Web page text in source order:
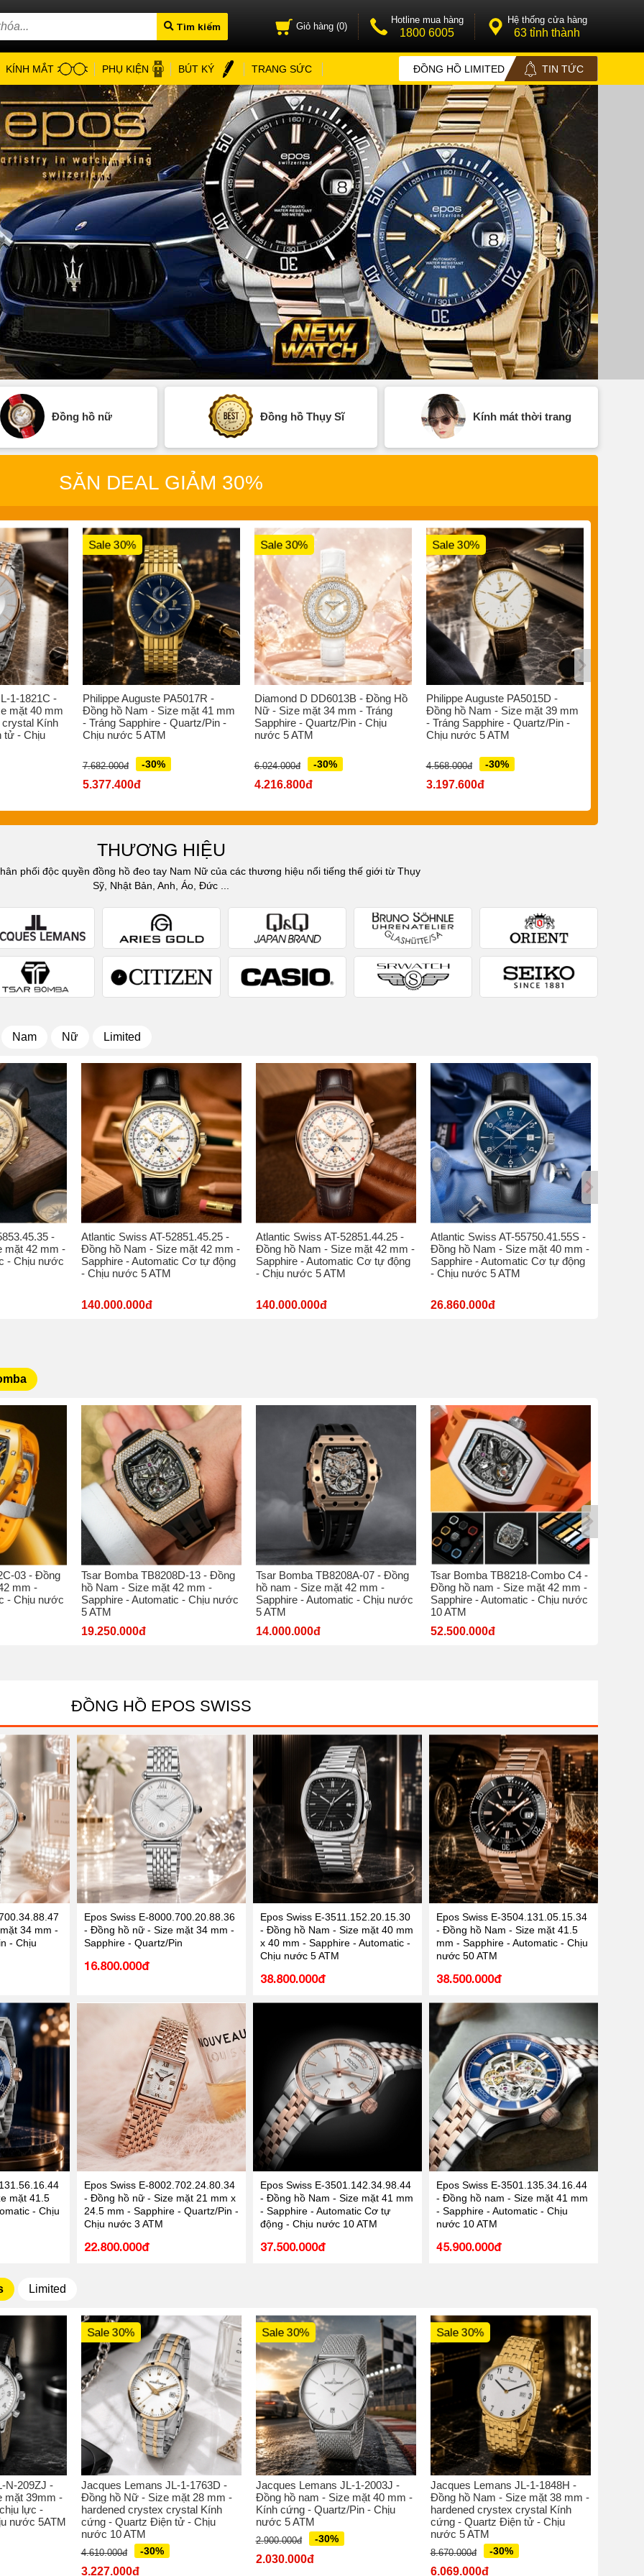
Tìm kiếm Giỏ hàng (0)
Hotline mua hàng
1800 6005
Hệ thống cửa hàng
63 tỉnh thành
KÍNH MẮT PHỤ KIỆN BÚT KÝ TRANG SỨC ĐỒNG HỒ LIMITED TIN TỨC
Đồng hồ nữ Đồng hồ Thụy Sĩ Kính mát thời trang
SĂN DEAL GIẢM 30%
1-1821C -
mặt 40 mm
Kính
tử - Chịu
Sale 30%
Philippe Auguste PA5017R -
Đồng hồ Nam - Size mặt 41 mm
- Tráng Sapphire - Quartz/Pin -
Chịu nước 5 ATM
7.682.000đ -30%
5.377.400đ
Sale 30%
Diamond D DD6013B - Đồng Hồ
Nữ - Size mặt 34 mm - Tráng
Sapphire - Quartz/Pin - Chịu
nước 5 ATM
6.024.000đ -30%
4.216.800đ
Sale 30%
Philippe Auguste PA5015D -
Đồng hồ Nam - Size mặt 39 mm
- Tráng Sapphire - Quartz/Pin -
Chịu nước 5 ATM
4.568.000đ -30%
3.197.600đ
THƯƠNG HIỆU
phối độc quyền đồng hồ đeo tay Nam Nữ của các thương hiệu nổi tiếng thế giới từ Thụy
Sỹ, Nhật Bản, Anh, Áo, Đức ...
Nam Nữ Limited
-
mặt 42 mm -
- Chịu nước
Atlantic Swiss AT-52851.45.25 -
Đồng hồ Nam - Size mặt 42 mm -
Sapphire - Automatic Cơ tự động
- Chịu nước 5 ATM
140.000.000đ
Atlantic Swiss AT-52851.44.25 -
Đồng hồ Nam - Size mặt 42 mm -
Sapphire - Automatic Cơ tự động
- Chịu nước 5 ATM
140.000.000đ
Atlantic Swiss AT-55750.41.55S -
Đồng hồ Nam - Size mặt 40 mm -
Sapphire - Automatic Cơ tự động
- Chịu nước 5 ATM
26.860.000đ
03 - Đồng
mm -
- Chịu nước
Tsar Bomba TB8208D-13 - Đồng
hồ Nam - Size mặt 42 mm -
Sapphire - Automatic - Chịu nước
5 ATM
19.250.000đ
Tsar Bomba TB8208A-07 - Đồng
hồ nam - Size mặt 42 mm -
Sapphire - Automatic - Chịu nước
5 ATM
14.000.000đ
Tsar Bomba TB8218-Combo C4 -
Đồng hồ nam - Size mặt 42 mm -
Sapphire - Automatic - Chịu nước
10 ATM
52.500.000đ
ĐỒNG HỒ EPOS SWISS
34 mm -
- Chịu
Epos Swiss E-8000.700.20.88.36
- Đồng hồ nữ - Size mặt 34 mm -
Sapphire - Quartz/Pin
16.800.000đ
Epos Swiss E-3511.152.20.15.30
- Đồng hồ Nam - Size mặt 40 mm
x 40 mm - Sapphire - Automatic -
Chịu nước 5 ATM
38.800.000đ
Epos Swiss E-3504.131.05.15.34
- Đồng hồ Nam - Size mặt 41.5
mm - Sapphire - Automatic - Chịu
nước 50 ATM
38.500.000đ
mặt 41.5
- Chịu
Epos Swiss E-8002.702.24.80.34
- Đồng hồ nữ - Size mặt 21 mm x
24.5 mm - Sapphire - Quartz/Pin -
Chịu nước 3 ATM
22.800.000đ
Epos Swiss E-3501.142.34.98.44
- Đồng hồ Nam - Size mặt 41 mm
- Sapphire - Automatic Cơ tự
động - Chịu nước 10 ATM
37.500.000đ
Epos Swiss E-3501.135.34.16.44
- Đồng hồ nam - Size mặt 41 mm
- Sapphire - Automatic - Chịu
nước 10 ATM
45.900.000đ
Limited
N-209ZJ -
mặt 39mm -
lực -
nước 5ATM
Sale 30%
Jacques Lemans JL-1-1763D -
Đồng hồ Nữ - Size mặt 28 mm -
hardened crystex crystal Kính
cứng - Quartz Điện tử - Chịu
nước 10 ATM
4.610.000đ -30%
3.227.000đ
Sale 30%
Jacques Lemans JL-1-2003J -
Đồng hồ nam - Size mặt 40 mm -
Kính cứng - Quartz/Pin - Chịu
nước 5 ATM
2.900.000đ -30%
2.030.000đ
Sale 30%
Jacques Lemans JL-1-1848H -
Đồng hồ Nam - Size mặt 38 mm -
hardened crystex crystal Kính
cứng - Quartz Điện tử - Chịu
nước 5 ATM
8.670.000đ -30%
6.069.000đ